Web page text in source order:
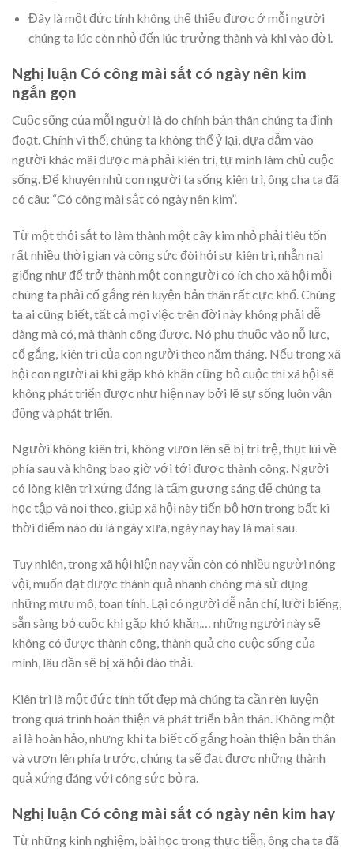
Đây là một đức tính không thể thiếu được ở mỗi người
chúng ta lúc còn nhỏ đến lúc trưởng thành và khi vào đời.
Nghị luận Có công mài sắt có ngày nên kim
ngắn gọn
Cuộc sống của mỗi người là do chính bản thân chúng ta định
đoạt. Chính vì thế, chúng ta không thể ỷ lại, dựa dẫm vào
người khác mãi được mà phải kiên trì, tự mình làm chủ cuộc
sống. Để khuyên nhủ con người ta sống kiên trì, ông cha ta đã
có câu: “Có công mài sắt có ngày nên kim”.
Từ một thỏi sắt to làm thành một cây kim nhỏ phải tiêu tốn
rất nhiều thời gian và công sức đòi hỏi sự kiên trì, nhẫn nại
giống như để trở thành một con người có ích cho xã hội mỗi
chúng ta phải cố gắng rèn luyện bản thân rất cực khổ. Chúng
ta ai cũng biết, tất cả mọi việc trên đời này không phải dễ
dàng mà có, mà thành công được. Nó phụ thuộc vào nỗ lực,
cố gắng, kiên trì của con người theo năm tháng. Nếu trong xã
hội con người ai khi gặp khó khăn cũng bỏ cuộc thì xã hội sẽ
không phát triển được như hiện nay bởi lẽ sự sống luôn vận
động và phát triển.
Người không kiên trì, không vươn lên sẽ bị trì trệ, thụt lùi về
phía sau và không bao giờ với tới được thành công. Người
có lòng kiên trì xứng đáng là tấm gương sáng để chúng ta
học tập và noi theo, giúp xã hội này tiến bộ hơn trong bất kì
thời điểm nào dù là ngày xưa, ngày nay hay là mai sau.
Tuy nhiên, trong xã hội hiện nay vẫn còn có nhiều người nóng
vội, muốn đạt được thành quả nhanh chóng mà sử dụng
những mưu mô, toan tính. Lại có người dễ nản chí, lười biếng,
sẵn sàng bỏ cuộc khi gặp khó khăn,… những người này sẽ
không có được thành công, thành quả cho cuộc sống của
mình, lâu dần sẽ bị xã hội đào thải.
Kiên trì là một đức tính tốt đẹp mà chúng ta cần rèn luyện
trong quá trình hoàn thiện và phát triển bản thân. Không một
ai là hoàn hảo, nhưng khi ta biết cố gắng hoàn thiện bản thân
và vươn lên phía trước, chúng ta sẽ đạt được những thành
quả xứng đáng với công sức bỏ ra.
Nghị luận Có công mài sắt có ngày nên kim hay
Từ những kinh nghiệm, bài học trong thực tiễn, ông cha ta đã